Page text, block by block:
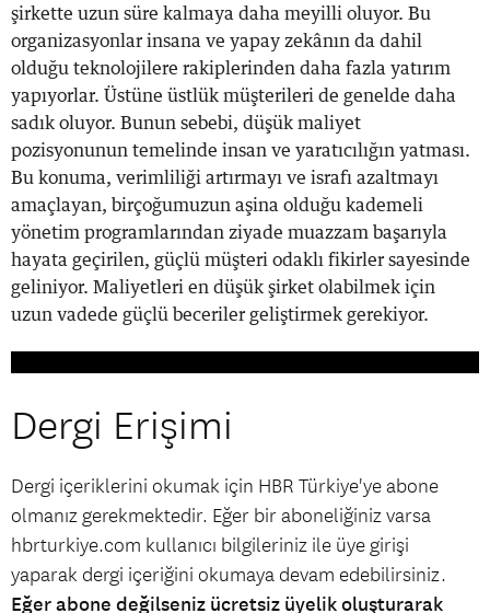
şirkette uzun süre kalmaya daha meyilli oluyor. Bu
organizasyonlar insana ve yapay zekânın da dahil
olduğu teknolojilere rakiplerinden daha fazla yatırım
yapıyorlar. Üstüne üstlük müşterileri de genelde daha
sadık oluyor. Bunun sebebi, düşük maliyet
pozisyonunun temelinde insan ve yaratıcılığın yatması.
Bu konuma, verimliliği artırmayı ve israfı azaltmayı
amaçlayan, birçoğumuzun aşina olduğu kademeli
yönetim programlarından ziyade muazzam başarıyla
hayata geçirilen, güçlü müşteri odaklı fikirler sayesinde
geliniyor. Maliyetleri en düşük şirket olabilmek için
uzun vadede güçlü beceriler geliştirmek gerekiyor.
Dergi Erişimi
Dergi içeriklerini okumak için HBR Türkiye'ye abone
olmanız gerekmektedir. Eğer bir aboneliğiniz varsa
hbrturkiye.com kullanıcı bilgileriniz ile üye girişi
yaparak dergi içeriğini okumaya devam edebilirsiniz.
Eğer abone değilseniz ücretsiz üyelik oluşturarak